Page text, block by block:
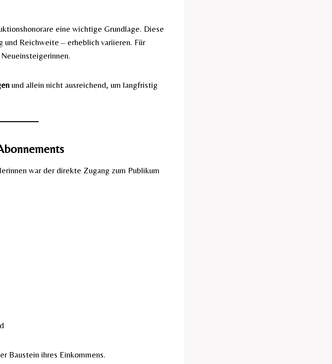
eine wichtige Grundlage. Diese
und Reichweite – erheblich variieren. Für
und allein nicht ausreichend, um langfristig
war der direkte Zugang zum Publikum
Baustein ihres Einkommens.